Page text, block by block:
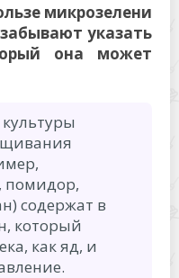
микрозелени
указать
она может
помидор,
содержат в
который
как яд, и